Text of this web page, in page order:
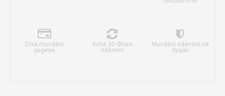
Disa mundësi
pagese
Kohë 30 ditore
ndërrimi
Mundësi ndërrimi në
dyqan